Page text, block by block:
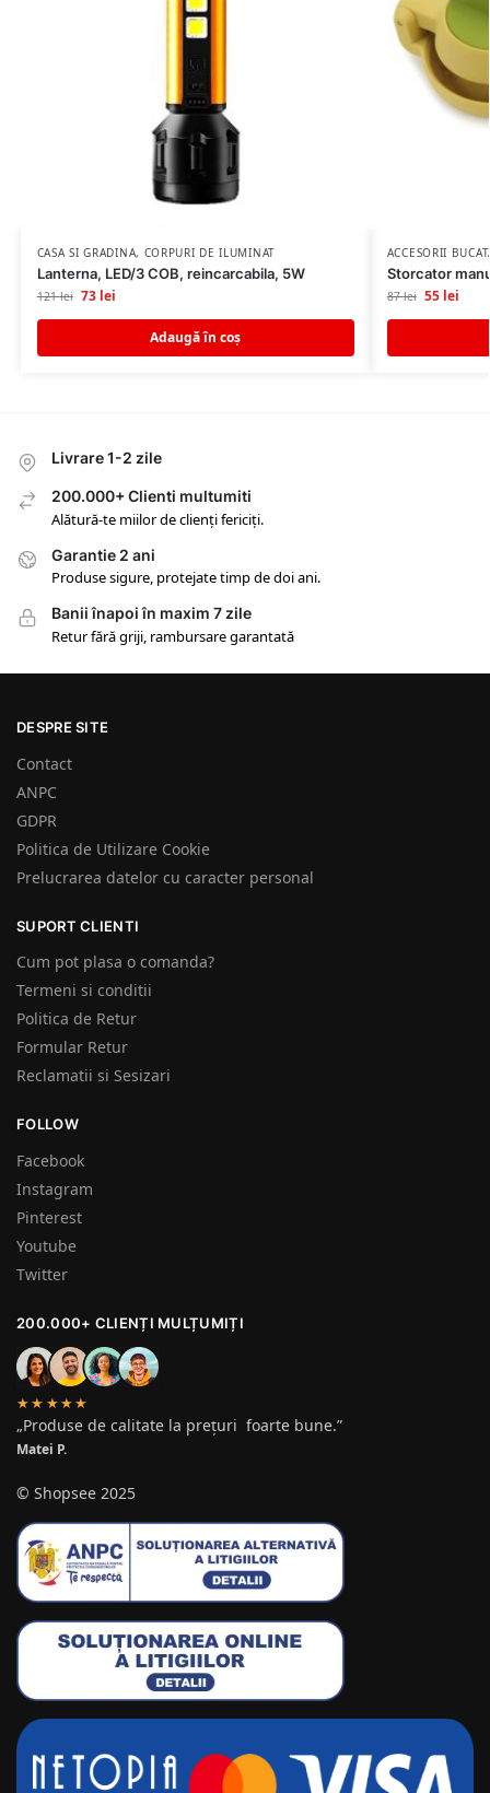
CASA SI GRADINA, CORPURI DE ILUMINAT
Lanterna, LED/3 COB, reincarcabila, 5W
121lei 73 lei
Adaugă în coș
ACCESORII
Storcator
87lei 55 lei
Livrare 1-2 zile
200.000+ Clienti multumiti
Alătură-te miilor de clienți fericiți.
Garantie 2 ani
Produse sigure, protejate timp de doi ani.
Banii înapoi în maxim 7 zile
Retur fără griji, rambursare garantată
DESPRE SITE
Contact
ANPC
GDPR
Politica de Utilizare Cookie
Prelucrarea datelor cu caracter personal
SUPORT CLIENTI
Cum pot plasa o comanda?
Termeni si conditii
Politica de Retur
Formular Retur
Reclamatii si Sesizari
FOLLOW
Facebook
Instagram
Pinterest
Youtube
Twitter
200.000+ CLIENȚI MULȚUMIȚI
★★★★★
„Produse de calitate la prețuri foarte bune.”
Matei P.
© Shopsee 2025